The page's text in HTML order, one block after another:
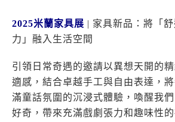
2025米蘭家具展 | 家具新品：將「
力」融入生活空間
引領日常奇遇的邀請以異想天開的
適感，結合卓越手工與自由表達，
滿童話氛圍的沉浸式體驗，喚醒我
好奇，帶來充滿戲劇張力和趣味性的